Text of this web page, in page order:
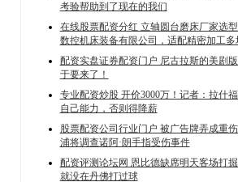
考验帮助到了现在的我们
在线股票配资分红 立轴圆台磨床厂家选
数控机床装备有限公司，适配精密加工多
配资实盘证券配资门户 尼古拉斯的美剧
于要来了！
专业配资炒股 开价3000万！记者：拉什
自己能力，否则得降薪
股票配资公司行业门户 被广告牌弄成重
浦将调查诺阿·朗手指受伤事件
配资评测论坛网 恩比德缺席明天客场打
就没在丹佛打过球